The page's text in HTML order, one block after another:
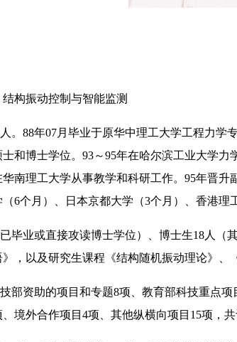
构振动控制与智能监测
。 88年07月毕业于原华中理工大学工程力学
和博士学位。 93～95年在哈尔滨工业大学力
南理工大学从事教学和科研工作。 95年晋升
6个月）、日本京都大学（3个月）、香港理
毕业或直接攻读博士学位）、博士生18人（
，以及研究生课程《结构随机振动理论》、
部资助的项目和专题8项、教育部科技重点
、境外合作项目 4项、其他纵横向项目 15项，